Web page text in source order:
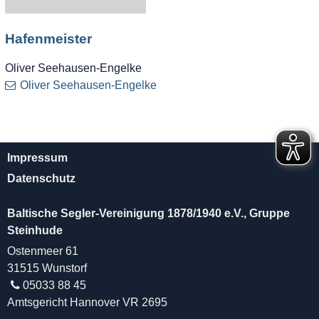
Hafenmeister
Oliver Seehausen-Engelke
Oliver Seehausen-Engelke
Impressum
Datenschutz
Baltische Segler-Vereinigung 1878/1940 e.V., Gruppe
Steinhude
Ostenmeer 61
31515 Wunstorf
05033 88 45
Amtsgericht Hannover VR 2695